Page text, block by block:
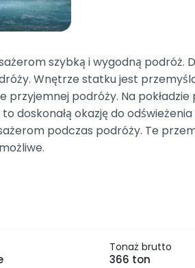
szybką i wygodną podróż.
Wnętrze statku jest
podróży. Na
doskonałą okazję do
podczas podróży. Te
Tonaż brutto
366 ton